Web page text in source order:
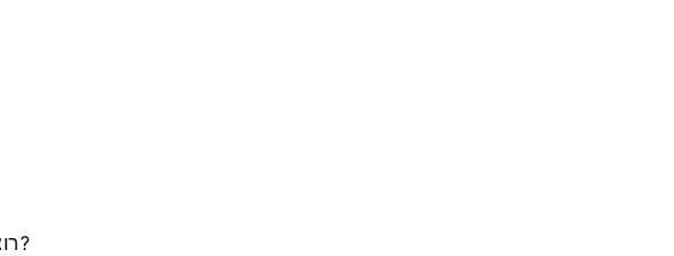
רוצה להיות הראשון לספר על החוויה?